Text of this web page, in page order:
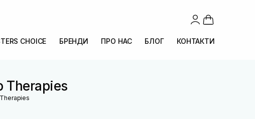
CHOICE БРЕНДИ ПРО НАС БЛОГ КОНТАКТИ
Therapies
Therapies